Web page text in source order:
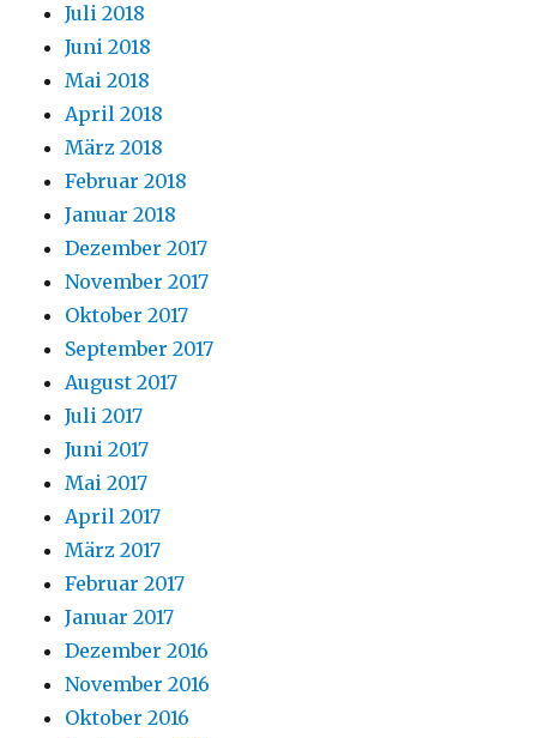
Juli 2018
Juni 2018
Mai 2018
April 2018
März 2018
Februar 2018
Januar 2018
Dezember 2017
November 2017
Oktober 2017
September 2017
August 2017
Juli 2017
Juni 2017
Mai 2017
April 2017
März 2017
Februar 2017
Januar 2017
Dezember 2016
November 2016
Oktober 2016